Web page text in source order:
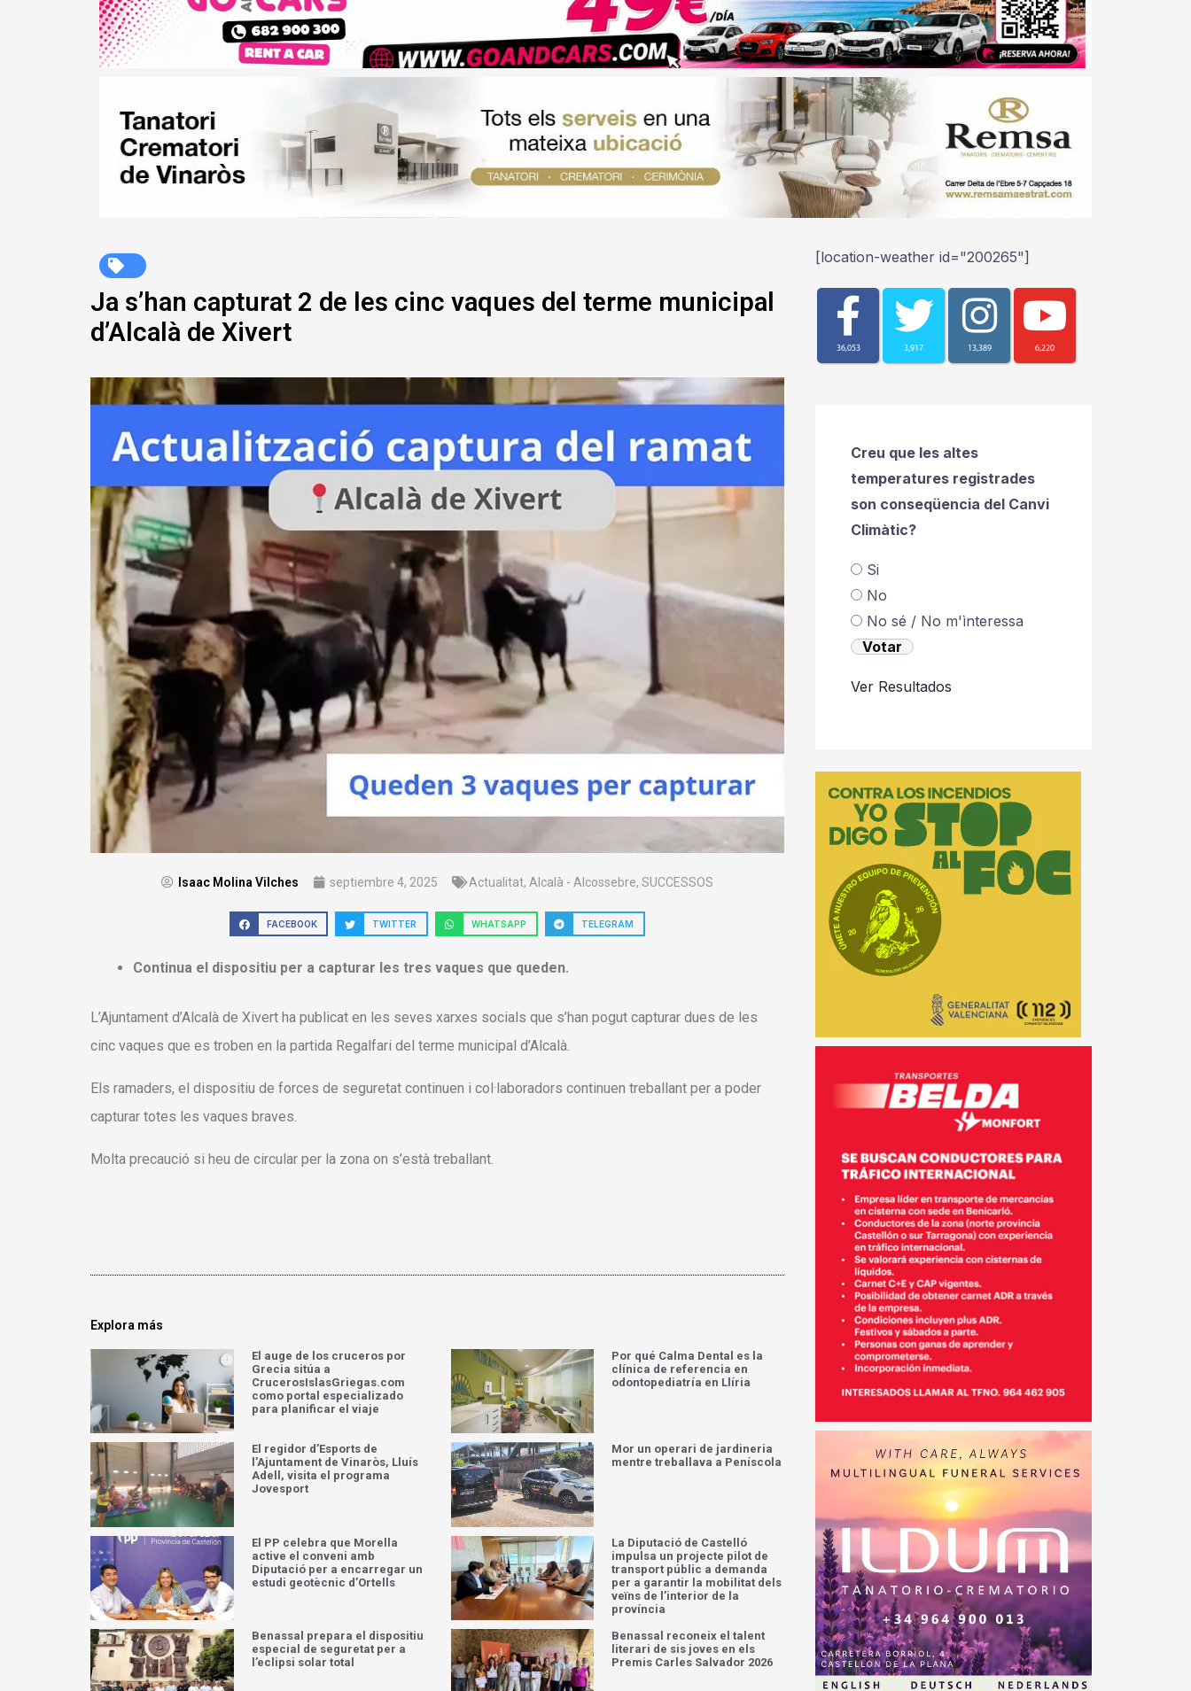
Ja s’han capturat 2 de les cinc vaques del terme municipal
d’Alcalà de Xivert
Isaac Molina Vilches septiembre 4, 2025 Actualitat, Alcalà - Alcossebre, SUCCESSOS
FACEBOOK TWITTER WHATSAPP TELEGRAM
Continua el dispositiu per a capturar les tres vaques que queden.
L’Ajuntament d’Alcalà de Xivert ha publicat en les seves xarxes socials que s’han pogut capturar dues de les
cinc vaques que es troben en la partida Regalfari del terme municipal d’Alcalà.
Els ramaders, el dispositiu de forces de seguretat continuen i col·laboradors continuen treballant per a poder
capturar totes les vaques braves.
Molta precaució si heu de circular per la zona on s’està treballant.
Explora más
El auge de los cruceros por
Grecia sitúa a
CrucerosIslasGriegas.com
como portal especializado
para planificar el viaje
Por qué Calma Dental es la
clínica de referencia en
odontopediatría en Llíria
El regidor d’Esports de
l’Ajuntament de Vinaròs, Lluís
Adell, visita el programa
Jovesport
Mor un operari de jardineria
mentre treballava a Peníscola
El PP celebra que Morella
active el conveni amb
Diputació per a encarregar un
estudi geotècnic d’Ortells
La Diputació de Castelló
impulsa un projecte pilot de
transport públic a demanda
per a garantir la mobilitat dels
veïns de l’interior de la
província
Benassal prepara el dispositiu
especial de seguretat per a
l’eclipsi solar total
Benassal reconeix el talent
literari de sis joves en els
Premis Carles Salvador 2026
[location-weather id="200265"]
36,053 3,917 13,389 6,220
Creu que les altes
temperatures registrades
son conseqüencia del Canvi
Climàtic?
Si
No
No sé / No m'ìnteressa
Ver Resultados